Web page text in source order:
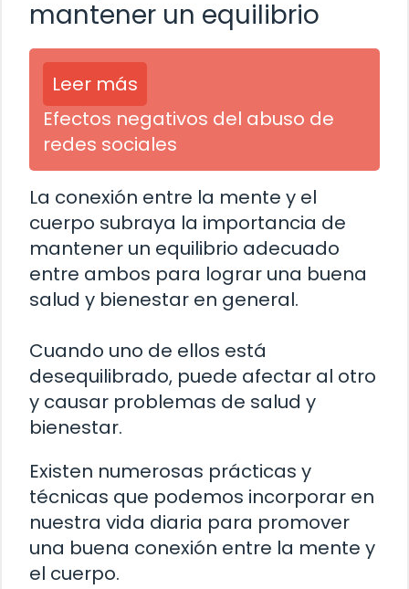
mantener un equilibrio
Leer más
Efectos negativos del abuso de
redes sociales
La conexión entre la mente y el
cuerpo subraya la importancia de
mantener un equilibrio adecuado
entre ambos para lograr una buena
salud y bienestar en general.
Cuando uno de ellos está
desequilibrado, puede afectar al otro
y causar problemas de salud y
bienestar.
Existen numerosas prácticas y
técnicas que podemos incorporar en
nuestra vida diaria para promover
una buena conexión entre la mente y
el cuerpo.